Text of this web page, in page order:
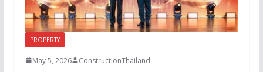
PROPERTY
May 5, 2026 ConstructionThailand